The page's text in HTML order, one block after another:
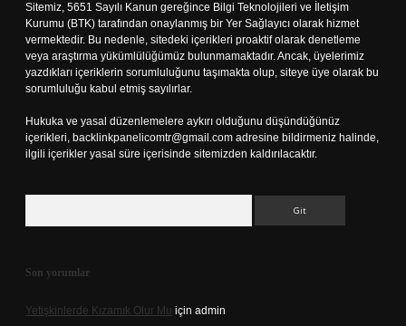
Sitemiz, 5651 Sayılı Kanun gereğince Bilgi Teknolojileri ve İletişim
Kurumu (BTK) tarafından onaylanmış bir Yer Sağlayıcı olarak hizmet
vermektedir. Bu nedenle, sitedeki içerikleri proaktif olarak denetleme
veya araştırma yükümlülüğümüz bulunmamaktadır. Ancak, üyelerimiz
yazdıkları içeriklerin sorumluluğunu taşımakta olup, siteye üye olarak bu
sorumluluğu kabul etmiş sayılırlar.
Hukuka ve yasal düzenlemelere aykırı olduğunu düşündüğünüz
içerikleri, backlinkpanelicomtr@gmail.com adresine bildirmeniz halinde,
ilgili içerikler yasal süre içerisinde sitemizden kaldırılacaktır.
Son yorumlar
Yetişkinlerde Kızamık Olur Mu için admin